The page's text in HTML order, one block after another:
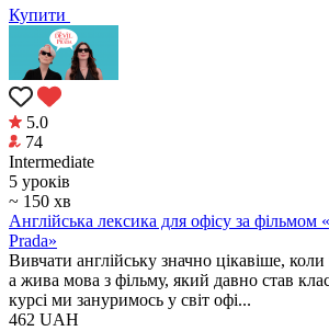
Купити
5.0
74
Intermediate
5 уроків
~ 150 хв
Англійська лексика для офісу за фільмом
Prada»
Вивчати англійську значно цікавіше,
а жива мова з фільму, який давно став
курсі ми зануримось у світ офі...
462 UAH